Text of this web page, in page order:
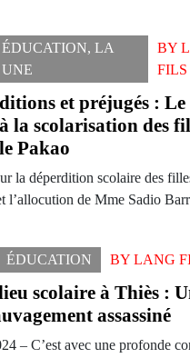
ÉDUCATION, LA
UNE
BY
FILS
et préjugés : Le
la scolarisation des
Pakao
la déperdition scolaire des
l’allocution de Mme Sadio
ÉDUCATION BY LANG
scolaire à Thiès :
assassiné
– C’est avec une profonde